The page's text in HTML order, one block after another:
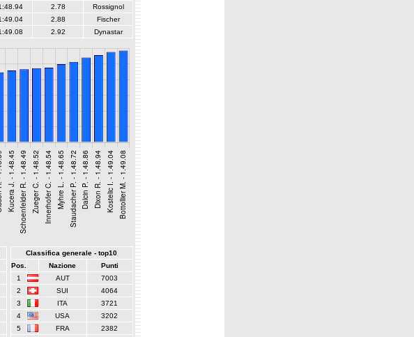
2.78
Rossignol
2.88
Fischer
2.92 Dynastar
Classifica generale - top10
Pos.
Nazione
Punti
1
AUT
7003
2
SUI
4064
3
ITA
3721
4
USA
3202
5
FRA 2382